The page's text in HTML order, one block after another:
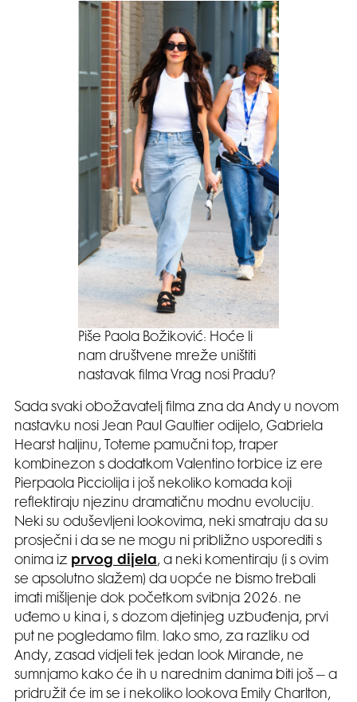
Piše Paola Božiković: Hoće li
nam društvene mreže uništiti
nastavak filma Vrag nosi Pradu?
Sada svaki obožavatelj filma zna da Andy u novom
nastavku nosi Jean Paul Gaultier odijelo, Gabriela
Hearst haljinu, Toteme pamučni top, traper
kombinezon s dodatkom Valentino torbice iz ere
Pierpaola Picciolija i još nekoliko komada koji
reflektiraju njezinu dramatičnu modnu evoluciju.
Neki su oduševljeni lookovima, neki smatraju da su
prosječni i da se ne mogu ni približno usporediti s
onima iz prvog dijela, a neki komentiraju (i s ovim
se apsolutno slažem) da uopće ne bismo trebali
imati mišljenje dok početkom svibnja 2026. ne
uđemo u kina i, s dozom djetinjeg uzbuđenja, prvi
put ne pogledamo film. Iako smo, za razliku od
Andy, zasad vidjeli tek jedan look Mirande, ne
sumnjamo kako će ih u narednim danima biti još – a
pridružit će im se i nekoliko lookova Emily Charlton,